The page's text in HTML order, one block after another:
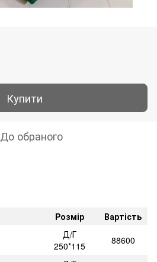
Купити
До обраного
Розмір
Вартість
Д/Г
250*115
88600